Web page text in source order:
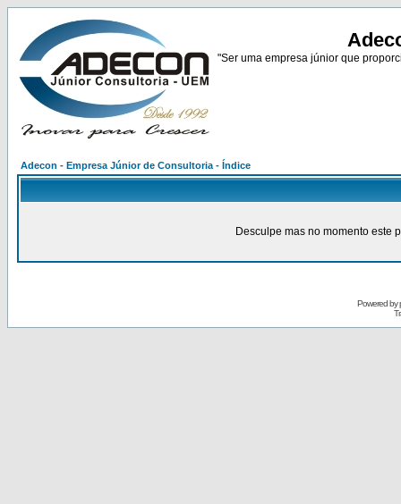
"Ser uma empresa júnior que
Adecon - Empresa Júnior de Consultoria - Índice
Desculpe mas no momento este
Powered by